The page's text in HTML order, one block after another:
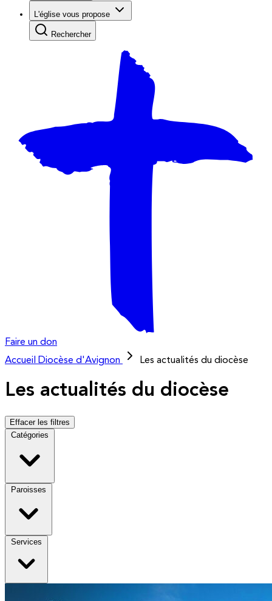
L'église vous propose
Rechercher
Faire un don
Accueil
Diocèse d'Avignon Les actualités du diocèse
Les actualités du diocèse
Effacer les filtres
Catégories
Paroisses
Services